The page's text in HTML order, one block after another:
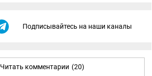
Подписывайтесь на наши каналы
Читать комментарии (20)